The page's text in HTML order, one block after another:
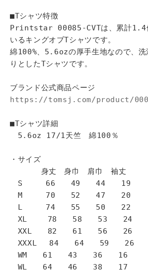
■Tシャツ特徴
Printstar 00085-CVTは、累計1.4
いるキングオブTシャツです。
綿100%、5.6ozの厚手生地なので、洗
りとしたTシャツです。
ブランド公式商品ページ
https://tomsj.com/product/
■Tシャツ詳細
5.6oz 17/1天竺 綿100％
・サイズ
身丈 身巾 肩巾 袖丈
S 66 49 44 19
M 70 52 47 20
L 74 55 50 22
XL 78 58 53 24
XXL 82 61 56 26
XXXL 84 64 59 26
WM 61 43 36 16
WL 64 46 38 17